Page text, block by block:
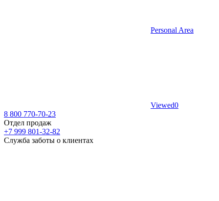
Personal Area
Viewed0
8 800 770-70-23
Отдел продаж
+7 999 801-32-82
Служба заботы о клиентах